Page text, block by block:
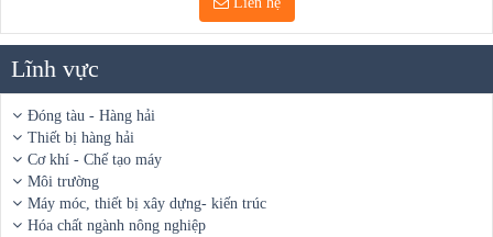
Lĩnh vực
Đóng tàu - Hàng hải
Thiết bị hàng hải
Cơ khí - Chế tạo máy
Môi trường
Máy móc, thiết bị xây dựng- kiến trúc
Hóa chất ngành nông nghiệp